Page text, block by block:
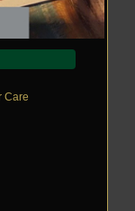
Care